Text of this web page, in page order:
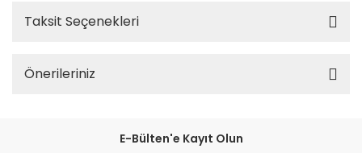
Taksit Seçenekleri
Önerileriniz
E-Bülten'e Kayıt Olun